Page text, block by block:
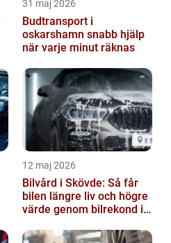
31 maj 2026
Budtransport i
oskarshamn snabb hjälp
när varje minut räknas
12 maj 2026
Bilvård i Skövde: Så får
bilen längre liv och högre
värde genom bilrekond i